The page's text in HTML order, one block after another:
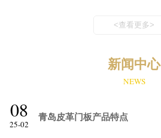
<查看更多>
新闻中心
NEWS
08
25-02
青岛皮革门板产品特点